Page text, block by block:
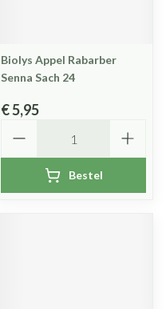
Biolys Appel Rabarber
Senna Sach 24
€ 5,95
Bestel